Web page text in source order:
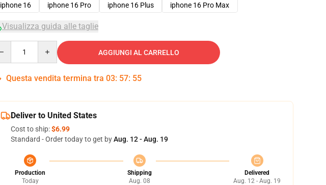
iphone 16
iphone 16 Pro iphone 16 Plus iphone 16 Pro Max
Visualizza guida alle taglie
AGGIUNGI AL CARRELLO
Questa vendita termina tra 03: 57: 54
Deliver to United States
Cost to ship:$6.99
Standard - Order today to get byAug. 12 - Aug. 19
Production
Today
Shipping
Aug. 08
Delivered
Aug. 12 - Aug. 19